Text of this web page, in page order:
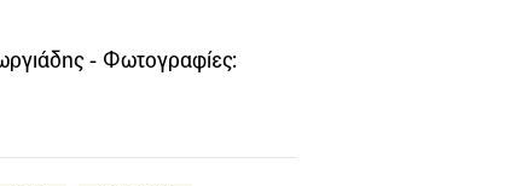
- Φωτογραφίες: